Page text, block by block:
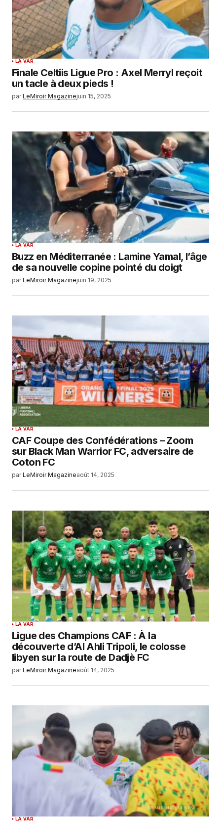
SUBMIT COMMENT
LA VAR
Finale Celtiis Ligue Pro : Axel Merryl reçoit
un tacle à deux pieds !
par LeMiroir Magazinejuin 15, 2025
LA VAR
Buzz en Méditerranée : Lamine Yamal, l’âge
de sa nouvelle copine pointé du doigt
par LeMiroir Magazinejuin 19, 2025
LA VAR
CAF Coupe des Confédérations – Zoom
sur Black Man Warrior FC, adversaire de
Coton FC
par LeMiroir Magazineaoût 14, 2025
LA VAR
Ligue des Champions CAF : À la
découverte d’Al Ahli Tripoli, le colosse
libyen sur la route de Dadjè FC
par LeMiroir Magazineaoût 14, 2025
LA VAR